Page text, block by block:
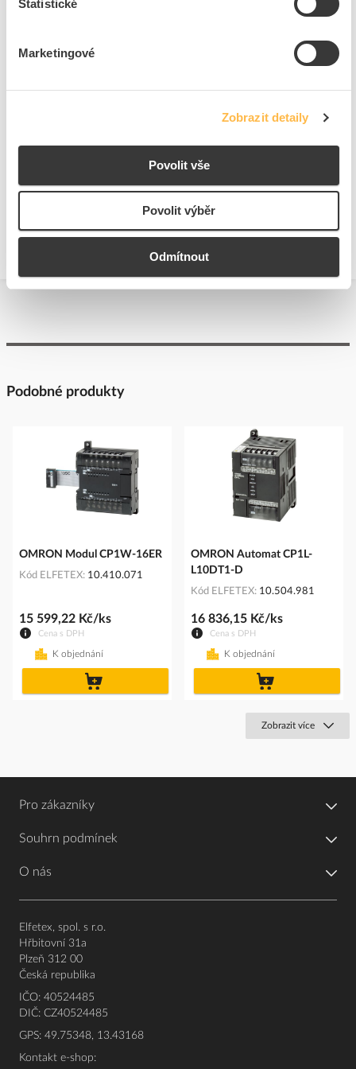
Statistické
Marketingové
Zobrazit detaily
Povolit vše
Povolit výběr
Odmítnout
Nastavitelné analogové
SIL podle IEC 61508
Podobné produkty
OMRON Modul CP1W-16ER
Kód ELFETEX 10.410.071
Cena s DPH
15 599,22 Kč/ks
K objednání
OMRON Automat CP1L-
L10DT1-D
Kód ELFETEX 10.504.981
Cena s DPH
16 836,15 Kč/ks
K objednání
Zobrazit více
Pro zákazníky
Souhrn podmínek
O nás
Elfetex, spol. s r.o.
Hřbitovní 31a
Plzeň 312 00
Česká republika
IČO: 40524485
DIČ: CZ40524485
GPS: 49.75348, 13.43168
Kontakt e-shop: